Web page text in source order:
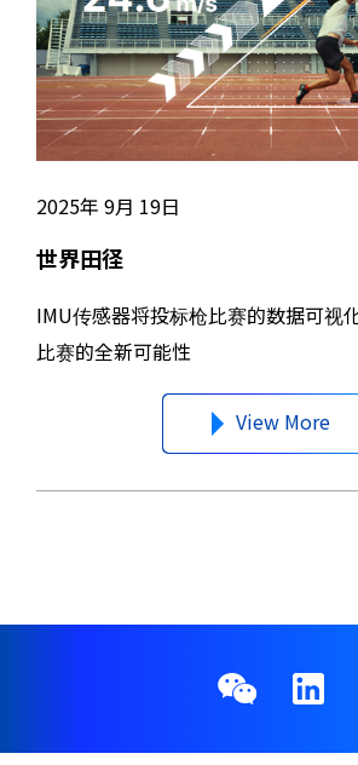
2025年 9月 19日
世界田径
IMU传感器将投标枪比赛的数据可视
比赛的全新可能性
View More